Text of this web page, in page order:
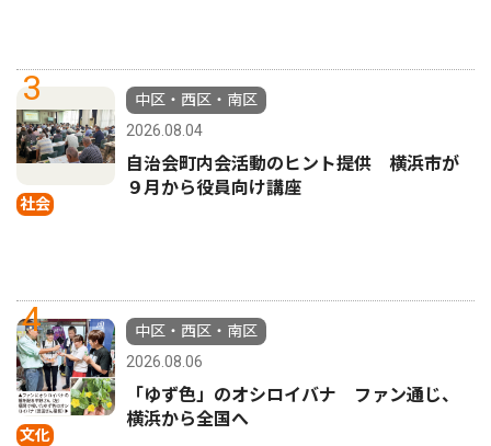
3
社会
中区・西区・南区
2026.08.04
自治会町内会活動のヒント提供 横浜市が
９月から役員向け講座
4
文化
中区・西区・南区
2026.08.06
「ゆず色」のオシロイバナ ファン通じ、
横浜から全国へ